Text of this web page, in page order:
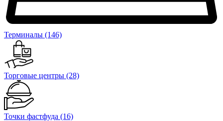
Терминалы (146)
Торговые центры (28)
Точки фастфуда (16)